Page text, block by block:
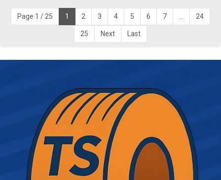
Page 1 / 25 1 2 3 4 5 6 7 24
25 Next Last